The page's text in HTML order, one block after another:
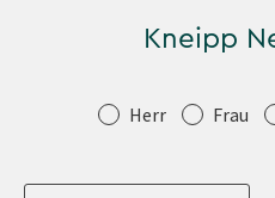
Kneipp
Anrede Herr Frau